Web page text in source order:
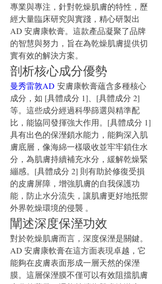
專業與專注，針對乾燥肌膚的特性，歷
經大量臨床研究與實踐，精心研製出
AD 安膚康軟膏。這款產品凝聚了品牌
的智慧與努力，旨在為乾燥肌膚提供切
實有效的解決方案。
剖析核心成分優勢
曼秀雷敦AD 安膚康軟膏蘊含多種核心
成分，如 [具體成分 1]、[具體成分 2]
等。這些成分經過科學篩選與精準配
比，能協同發揮強大作用。[具體成分 1]
具有出色的保溼鎖水能力，能夠深入肌
膚底層，像海綿一樣吸收並牢牢鎖住水
分，為肌膚持續補充水分，緩解乾燥緊
繃感。[具體成分 2] 則有助於修復受損
的皮膚屏障，增強肌膚的自我保護功
能，防止水分流失，讓肌膚更好地抵禦
外界乾燥環境的侵襲 。
闡述深度保溼功效
對於乾燥肌膚而言，深度保溼是關鍵。
AD 安膚康軟膏在這方面表現卓越，它
能夠在皮膚表面形成一層天然的保溼
膜。這層保溼膜不僅可以有效阻擋肌膚